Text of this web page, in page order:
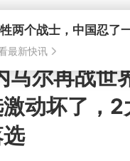
马尔再战世
动坏了，2